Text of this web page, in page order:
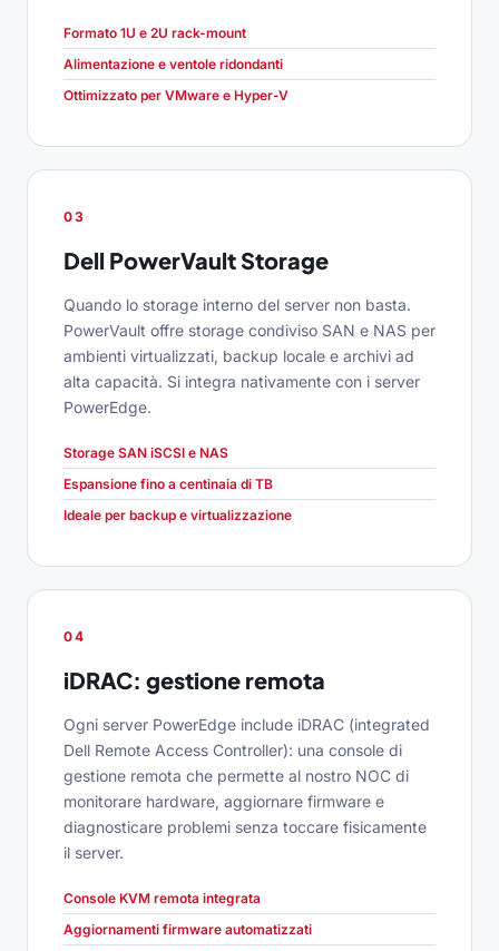
Formato 1U e 2U rack-mount
Alimentazione e ventole ridondanti
Ottimizzato per VMware e Hyper-V
03
Dell PowerVault Storage
Quando lo storage interno del server non basta.
PowerVault offre storage condiviso SAN e NAS per
ambienti virtualizzati, backup locale e archivi ad
alta capacità. Si integra nativamente con i server
PowerEdge.
Storage SAN iSCSI e NAS
Espansione fino a centinaia di TB
Ideale per backup e virtualizzazione
04
iDRAC: gestione remota
Ogni server PowerEdge include iDRAC (integrated
Dell Remote Access Controller): una console di
gestione remota che permette al nostro NOC di
monitorare hardware, aggiornare firmware e
diagnosticare problemi senza toccare fisicamente
il server.
Console KVM remota integrata
Aggiornamenti firmware automatizzati